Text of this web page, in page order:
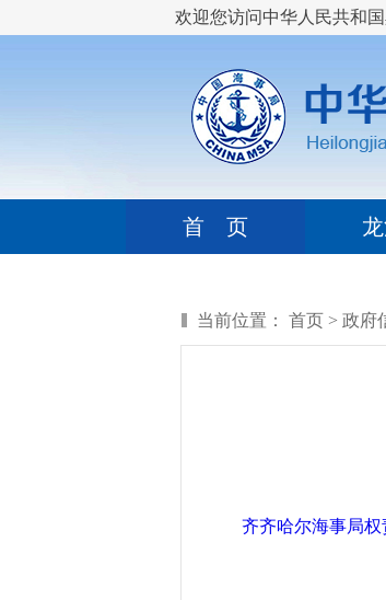
欢迎您访问中华人民共和
首 页
当前位置： 首页 > 政府
齐齐哈尔海事局权